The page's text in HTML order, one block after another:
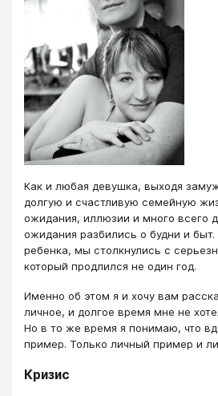
Как и любая девушка, выходя
долгую и счастливую семейную
ожидания, иллюзии и много всего
ожидания разбились о будни и
ребенка, мы столкнулись с
который продлился не один год.
Именно об этом я и хочу вам
личное, и долгое время мне не
Но в то же время я понимаю, что
пример. Только личный пример и
Кризис